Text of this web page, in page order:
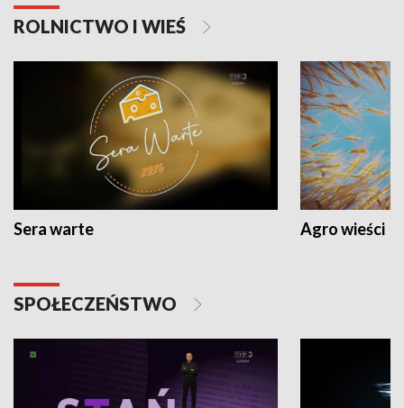
ROLNICTWO I WIEŚ
Sera warte Agro wieści
SPOŁECZEŃSTWO